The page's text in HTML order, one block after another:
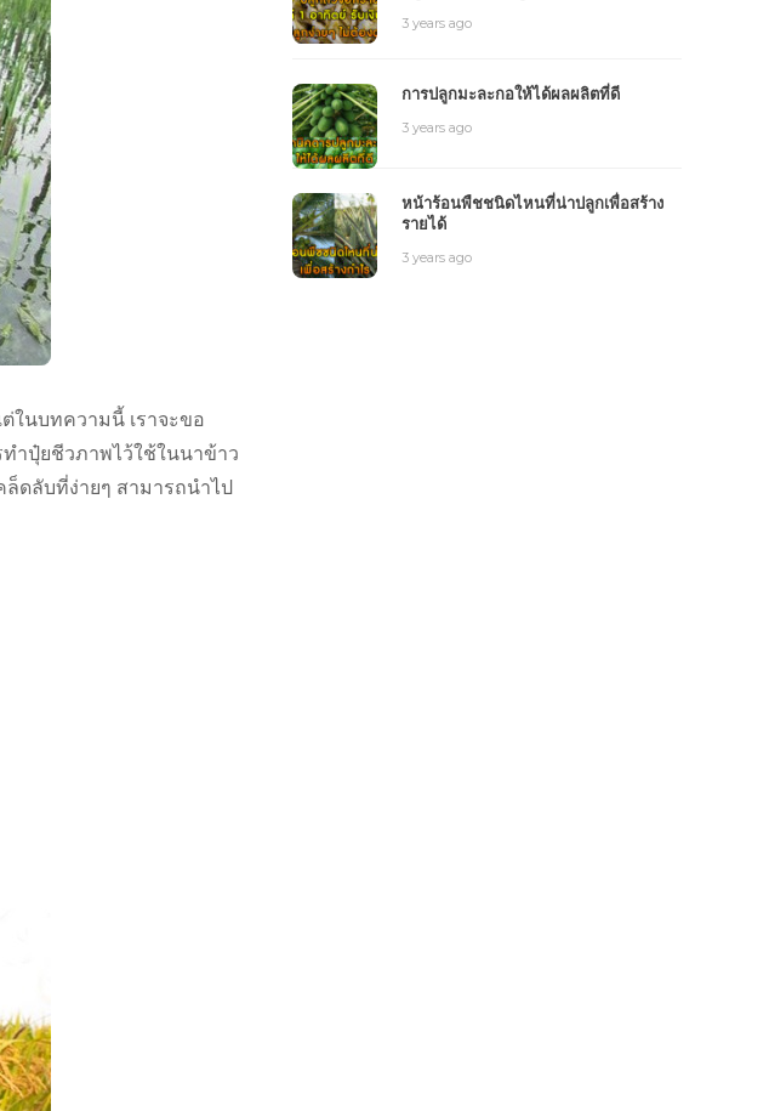
ในบทความนี้ เราจะขอ
ำปุ๋ยชีวภาพไว้ใช้ในนาข้าว
ดลับที่ง่ายๆ สามารถนำไป
3 years ago
การปลูกมะละกอให้ได้ผลผลิตที่ดี
3 years ago
หน้าร้อนพืชชนิดไหนที่น่าปลูกเพื่อสร้าง
รายได้
3 years ago